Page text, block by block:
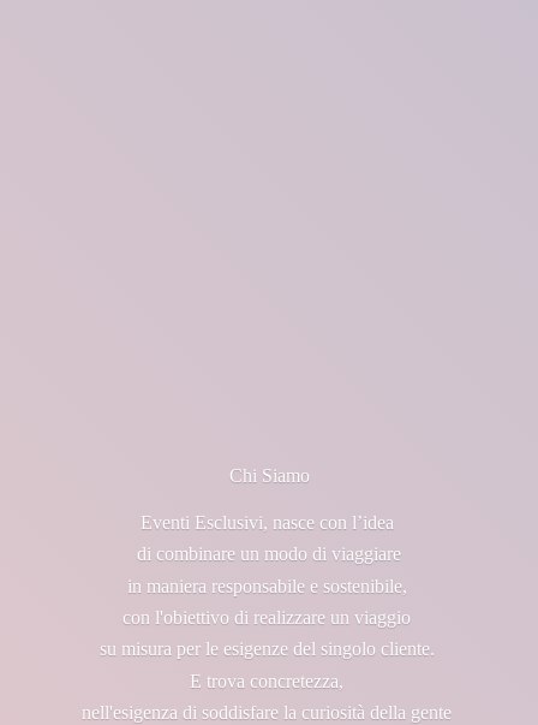
Chi Siamo
Eventi Esclusivi, nasce con l’idea
di combinare un modo di viaggiare
in maniera responsabile e sostenibile,
con l'obiettivo di realizzare un viaggio
su misura per le esigenze del singolo cliente.
E trova concretezza,
nell'esigenza di soddisfare la curiosità della gente